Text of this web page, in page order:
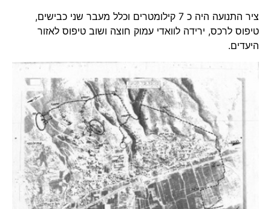
ציר התנועה היה כ 7 קילומטרים וכלל מעבר שני כבישים,
טיפוס לרכס, ירידה לוואדי עמוק חוצה ושוב טיפוס לאזור
היעדים.